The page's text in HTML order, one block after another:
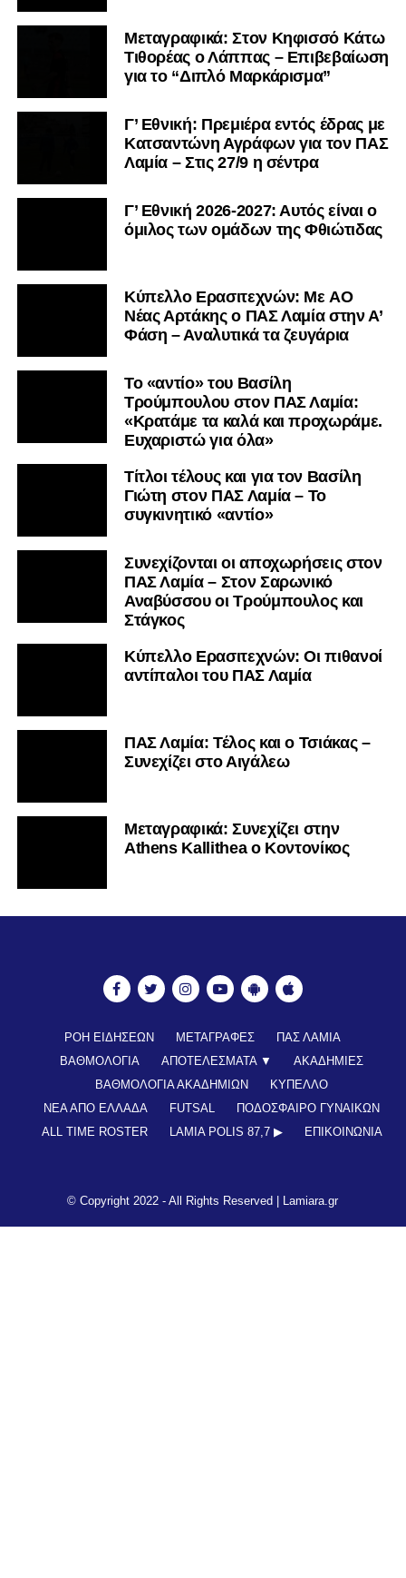
Μεταγραφικά: Στον Κηφισσό Κάτω
Τιθορέας ο Λάππας – Επιβεβαίωση
για το “Διπλό Μαρκάρισμα”
Γ’ Εθνική: Πρεμιέρα εντός έδρας με
Κατσαντώνη Αγράφων για τον ΠΑΣ
Λαμία – Στις 27/9 η σέντρα
Γ’ Εθνική 2026-2027: Αυτός είναι ο
όμιλος των ομάδων της Φθιώτιδας
Kύπελλο Ερασιτεχνών: Με AO
Nέας Αρτάκης ο ΠΑΣ Λαμία στην Α’
Φάση – Αναλυτικά τα ζευγάρια
Το «αντίο» του Βασίλη
Τρούμπουλου στον ΠΑΣ Λαμία:
«Κρατάμε τα καλά και προχωράμε.
Ευχαριστώ για όλα»
Τίτλοι τέλους και για τον Βασίλη
Γιώτη στον ΠΑΣ Λαμία – Το
συγκινητικό «αντίο»
Συνεχίζονται οι αποχωρήσεις στον
ΠΑΣ Λαμία – Στον Σαρωνικό
Αναβύσσου οι Τρούμπουλος και
Στάγκος
Κύπελλο Ερασιτεχνών: Οι πιθανοί
αντίπαλοι του ΠΑΣ Λαμία
ΠΑΣ Λαμία: Τέλος και ο Τσιάκας –
Συνεχίζει στο Αιγάλεω
Mεταγραφικά: Συνεχίζει στην
Athens Kallithea ο Κοντονίκος
ΡΟΗ ΕΙΔΗΣΕΩΝ ΜΕΤΑΓΡΑΦΕΣ
ΠΑΣ ΛΑΜΙΑ
ΒΑΘΜΟΛΟΓΙΑ
ΑΠΟΤΕΛΕΣΜΑΤΑ ▼
ΑΚΑΔΗΜΙΕΣ
ΒΑΘΜΟΛΟΓΙΑ ΑΚΑΔΗΜΙΩΝ
ΚΥΠΕΛΛΟ
ΝΕΑ ΑΠΟ ΕΛΛΑΔΑ
FUTSAL
ΠΟΔΟΣΦΑΙΡΟ ΓΥΝΑΙΚΩΝ
ALL TIME ROSTER
LAMIA POLIS 87,7 ▶︎ ΕΠΙΚΟΙΝΩΝΊΑ
© Copyright 2022 - All Rights Reserved | Lamiara.gr